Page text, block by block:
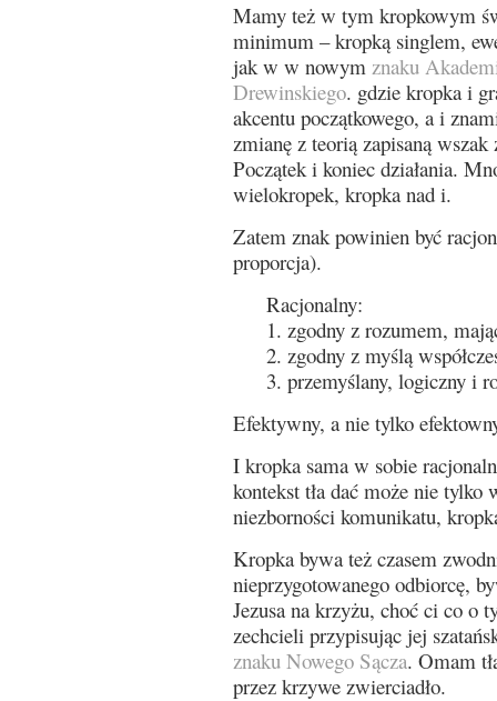
Mamy też w tym kropkowym
minimum – kropką singlem,
jak w w nowym znaku
Drewinskiego. gdzie kropka i
akcentu początkowego, a i
zmianę z teorią zapisaną
Początek i koniec działania.
wielokropek, kropka nad i.
Zatem znak powinien być
proporcja).
Racjonalny:
1. zgodny z rozumem,
2. zgodny z myślą
3. przemyślany, logiczny i
Efektywny, a nie tylko
I kropka sama w sobie
kontekst tła dać może nie
niezborności komunikatu,
Kropka bywa też czasem
nieprzygotowanego odbiorcę,
Jezusa na krzyżu, choć ci co o
zechcieli przypisując jej
znaku Nowego Sącza. Omam
przez krzywe zwierciadło.